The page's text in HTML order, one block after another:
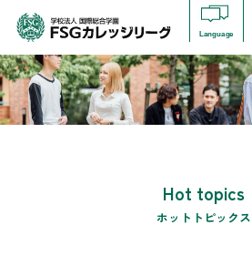
Language
Hot topics
ホットトピックス